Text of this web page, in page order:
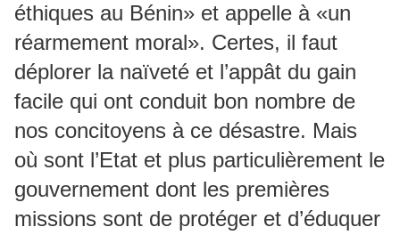
éthiques au Bénin» et appelle à «un
réarmement moral». Certes, il faut
déplorer la naïveté et l’appât du gain
facile qui ont conduit bon nombre de
nos concitoyens à ce désastre. Mais
où sont l’Etat et plus particulièrement le
gouvernement dont les premières
missions sont de protéger et d’éduquer